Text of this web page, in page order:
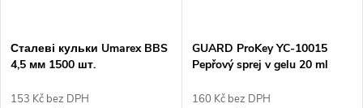
Сталеві кульки Umarex BBS
4,5 мм 1500 шт.
153 Kč bez DPH
GUARD ProKey YC-10015
Pepřový sprej v gelu 20 ml
160 Kč bez DPH